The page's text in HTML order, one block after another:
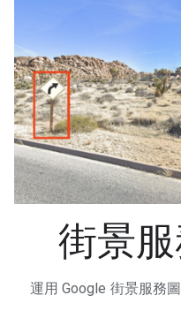
街景
運用 Google 街景服務